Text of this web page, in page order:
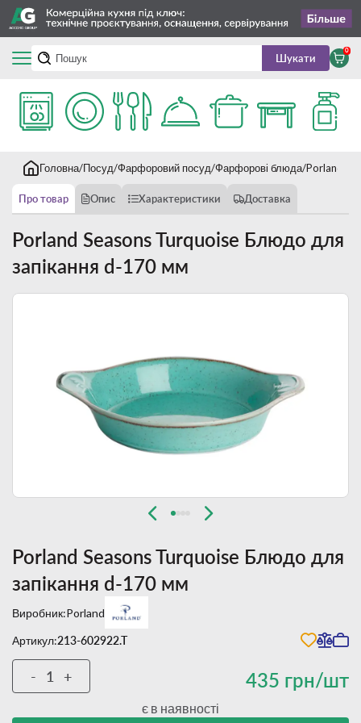
Шукати
0
Головна Посуд Фарфоровий посуд Фарфорові блюда Porland
Про товар Опис Характеристики Доставка
Porland Seasons Turquoise Блюдо для
запікання d-170 мм
Porland Seasons Turquoise Блюдо для
запікання d-170 мм
Виробник:Porland
Артикул:213-602922.T
435 грн/шт
- +
є в наявності